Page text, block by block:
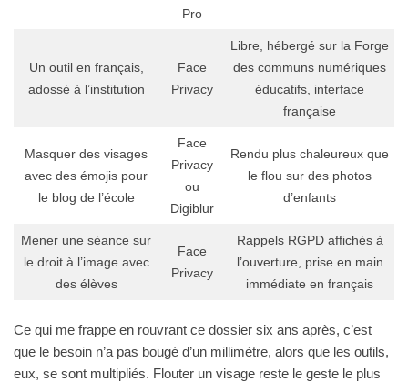
Pro
Un outil en français,
adossé à l’institution
Face
Privacy
Libre, hébergé sur la Forge
des communs numériques
éducatifs, interface
française
Masquer des visages
avec des émojis pour
le blog de l’école
Face
Privacy
ou
Digiblur
Rendu plus chaleureux que
le flou sur des photos
d’enfants
Mener une séance sur
le droit à l’image avec
des élèves
Face
Privacy
Rappels RGPD affichés à
l’ouverture, prise en main
immédiate en français
Ce qui me frappe en rouvrant ce dossier six ans après, c’est
que le besoin n’a pas bougé d’un millimètre, alors que les outils,
eux, se sont multipliés. Flouter un visage reste le geste le plus